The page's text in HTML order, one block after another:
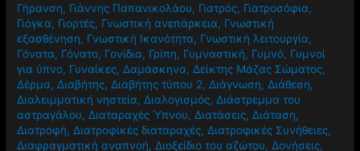
Γήρανση, Γιάννης Παπανικολάου, Γιατρός, Γιατροσόφια,
Γιόγκα, Γιορτές, Γνωστική ανεπάρκεια, Γνωστική
εξασθένηση, Γνωστική Ικανότητα, Γνωστική λειτουργία,
Γόνατα, Γόνατο, Γονίδια, Γρίπη, Γυμναστική, Γυμνό, Γυμνοί
για ύπνο, Γυναίκες, Δαμάσκηνα, Δείκτης Μάζας Σώματος,
Δέρμα, Διαβήτης, Διαβήτης τύπου 2, Διάγνωση, Διάθεση,
Διαλειμματική νηστεία, Διαλογισμός, Διάστρεμμα του
αστραγάλου, Διαταραχές Ύπνου, Διατάσεις, Διάταση,
Διατροφή, Διατροφικές διαταραχές, Διατροφικές Συνήθειες,
Διαφραγματική αναπνοή, Διοξείδιο του αζώτου, Δονήσεις,